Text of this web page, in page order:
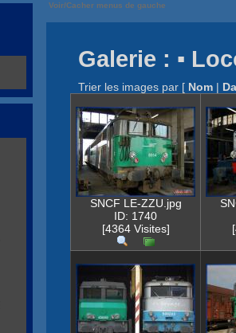
Voir/Cacher menus de gauche
Galerie : ▪
Trier les images par [ Nom |
SNCF LE-ZZU.jpg
ID: 1740
[4364 Visites]